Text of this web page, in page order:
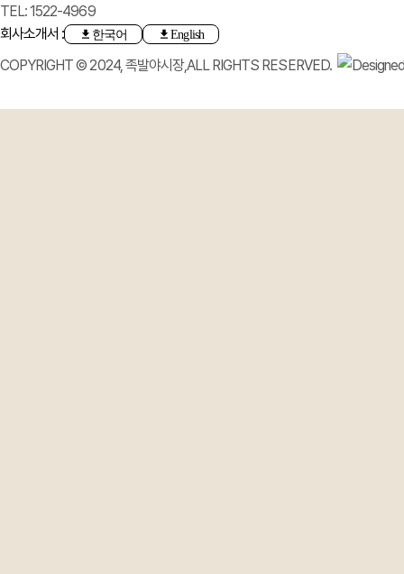
TEL: 1522-4969
회사소개서 :
한국어 English
COPYRIGHT © 2024, 족발야시장,ALL RIGHTS RESERVED.